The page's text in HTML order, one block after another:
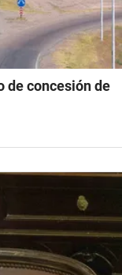
de concesión de